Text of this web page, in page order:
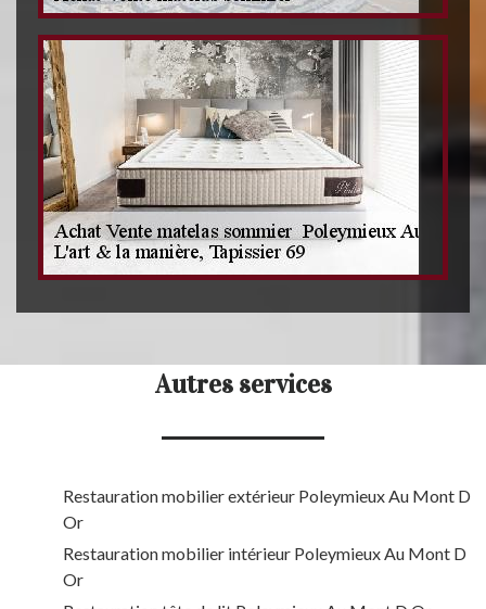
Autres services
Restauration mobilier extérieur Poleymieux Au Mont D
Or
Restauration mobilier intérieur Poleymieux Au Mont D
Or